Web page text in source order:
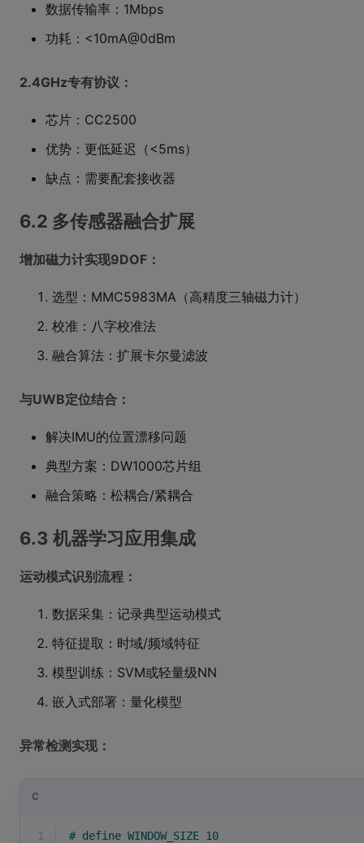
数据传输率：1Mbps
功耗：<10mA@0dBm
2.4GHz专有协议：
芯片：CC2500
优势：更低延迟（<5ms）
缺点：需要配套接收器
6.2 多传感器融合扩展
增加磁力计实现9DOF：
选型：MMC5983MA（高精度三轴磁力计）
校准：八字校准法
融合算法：扩展卡尔曼滤波
与UWB定位结合：
解决IMU的位置漂移问题
典型方案：DW1000芯片组
融合策略：松耦合/紧耦合
6.3 机器学习应用集成
运动模式识别流程：
数据采集：记录典型运动模式
特征提取：时域/频域特征
模型训练：SVM或轻量级NN
嵌入式部署：量化模型
异常检测实现：
C
1 # define WINDOW_SIZE 10